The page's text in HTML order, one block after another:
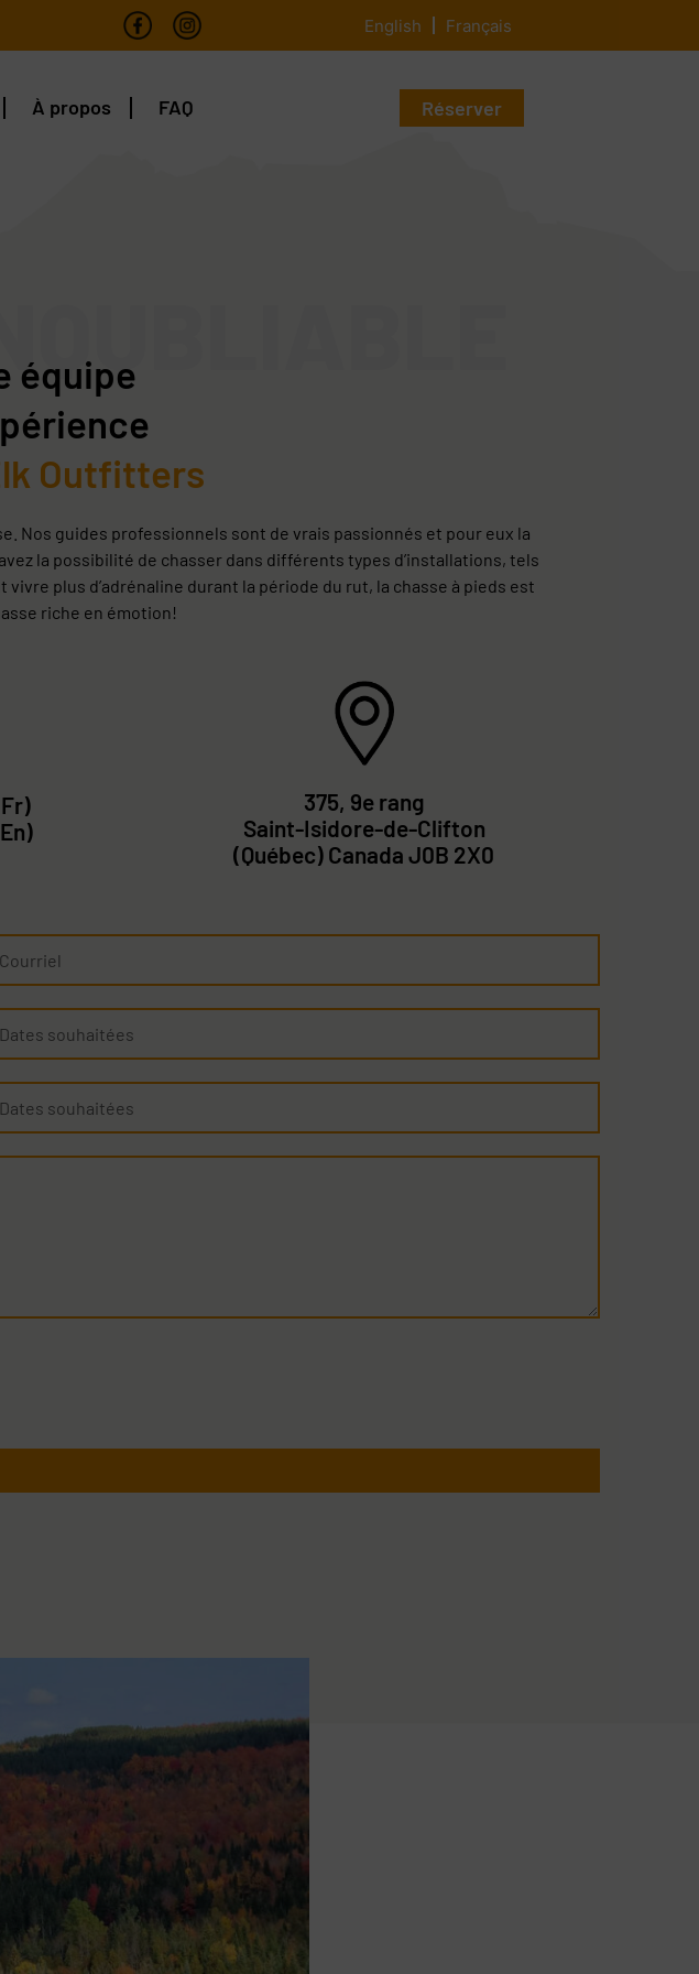
English Français
À propos FAQ Réserver
équipe
Outfitters
Nos guides professionnels sont de vrais passionnés et pour eux la
la possibilité de chasser dans différents types d’installations, tels
plus d’adrénaline durant la période du rut, la chasse à pieds est
riche en émotion!
375, 9e rang
Saint-Isidore-de-Clifton
(Québec) Canada J0B 2X0